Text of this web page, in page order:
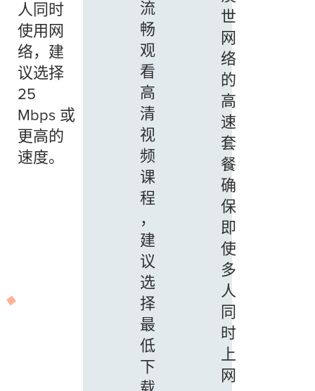
人同时
使用网
络，建
议选择
25
Mbps 或
更高的
速度。
流
畅
观
看
高
清
视
频
课
程
，
建
议
选
择
最
低
下
世
网
络
的
高
速
套
餐
确
保
即
使
多
人
同
时
上
网